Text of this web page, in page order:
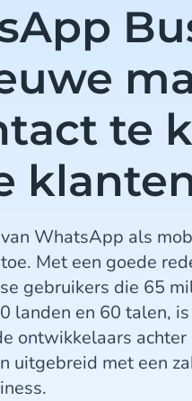
te
WhatsApp als
Met een goede
gebruikers die 65
landen en 60 talen,
ontwikkelaars
uitgebreid met een